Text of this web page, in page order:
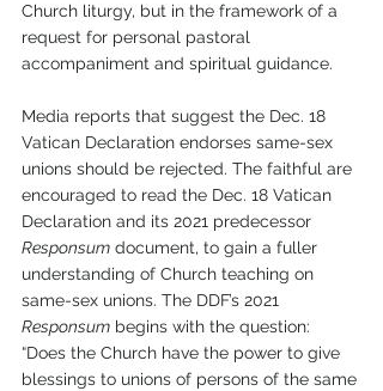
Church liturgy, but in the framework of a
request for personal pastoral
accompaniment and spiritual guidance.
Media reports that suggest the Dec. 18
Vatican Declaration endorses same-sex
unions should be rejected. The faithful are
encouraged to read the Dec. 18 Vatican
Declaration and its 2021 predecessor
Responsum document, to gain a fuller
understanding of Church teaching on
same-sex unions. The DDF’s 2021
Responsum begins with the question:
“Does the Church have the power to give
blessings to unions of persons of the same